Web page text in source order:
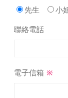
先生 小
聯絡電話
電子信箱 ※